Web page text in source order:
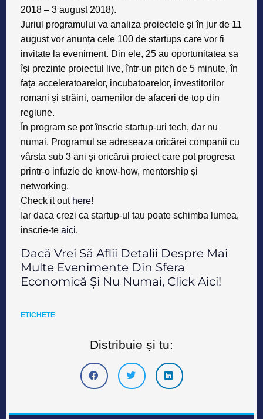
2018 – 3 august 2018).
Juriul programului va analiza proiectele și în jur de 11
augustvor anunța cele 100 de startups care vor fi
invitate la eveniment. Din ele, 25 au oportunitatea sa
își prezinte proiectul live, într-un pitch de 5 minute, în
fața acceleratoarelor, incubatoarelor, investitorilor
romani și străini, oamenilor de afaceri de top din
regiune.
În program se pot înscrie startup-uri tech, dar nu
numai. Programul se adreseaza oricărei companii cu
vârsta sub 3 ani și oricărui proiect care pot progresa
printr-o infuzie de know-how, mentorship și
networking.
Check it out here!
Iar daca crezi ca startup-ul tau poate schimba lumea,
inscrie-te aici.
Dacă Vrei Să Aflii Detalii Despre Mai
Multe Evenimente Din Sfera
Economică Și Nu Numai, Click Aici!
ETICHETE
Distribuie și tu: